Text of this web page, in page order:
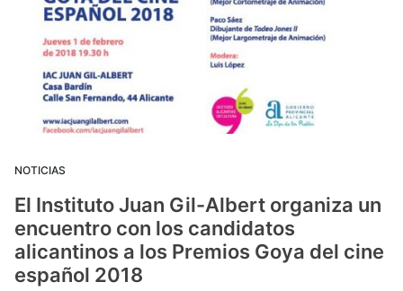
NOTICIAS
El Instituto Juan Gil-Albert organiza un
encuentro con los candidatos
alicantinos a los Premios Goya del cine
español 2018